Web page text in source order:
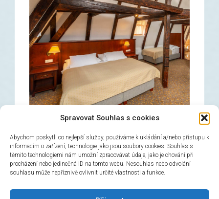
Spravovat Souhlas s cookies
Abychom poskytli co nejlepší služby, používáme k ukládání a/nebo přístupu k
informacím o zařízení, technologie jako jsou soubory cookies. Souhlas s
těmito technologiemi nám umožní zpracovávat údaje, jako je chování při
procházení nebo jedinečná ID na tomto webu. Nesouhlas nebo odvolání
souhlasu může nepříznivě ovlivnit určité vlastnosti a funkce.
Dreibetzimmer
→Jetzt buchen!